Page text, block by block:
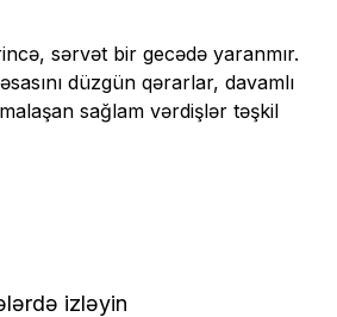
sərvət bir gecədə yaranmır.
düzgün qərarlar, davamlı
sağlam vərdişlər təşkil
izləyin